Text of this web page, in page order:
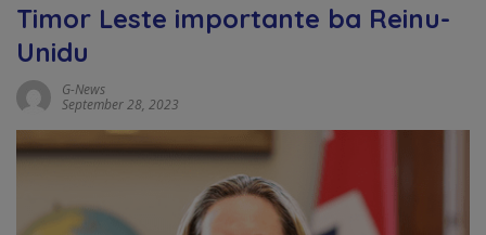
Timor Leste importante ba Reinu-
Unidu
G-News
September 28, 2023